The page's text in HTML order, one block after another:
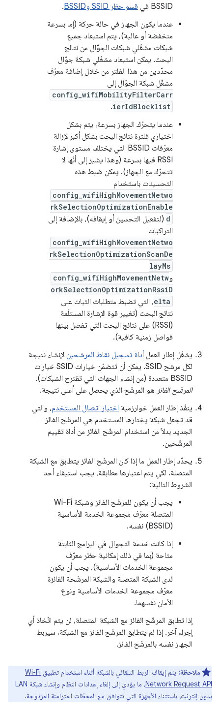
BSSID في
قسم حظر SSID وBSSID
.
عندما يكون الجهاز في حالة حركة (إما بسرعة
منخفضة أو عالية)، يتم استبعاد جميع
شبكات مشغّلي شبكات الجوّال من نتائج
البحث. يمكن استبعاد مشغّلي شبكة جوّال
محدّدين من هذا الفلتر من خلال إضافة معرّف
مشغّل شبكة الجوّال إلى
config_wifiMobilityFilterCarr
ierIdBlocklist
.
عندما يتحرّك الجهاز بسرعة، يتم بشكل
اختياري فلترة نتائج البحث بشكل أكبر لإزالة
معرّفات BSSID التي يختلف مستوى إشارة
RSSI فيها بسرعة (وهذا يشير إلى أنّها لا
تتحرّك مع الجهاز). يمكن ضبط هذه
التحسينات باستخدام
config_wifiHighMovementNetwo
rkSelectionOptimizationEnable
d (لتفعيل التحسين أو إيقافه)، بالإضافة إلى
التراكبات
config_wifiHighMovementNetwo
rkSelectionOptimizationScanDe
layMs
وconfig_wifiHighMovementNetw
orkSelectionOptimizationRssiD
elta، التي تضبط متطلبات الثبات على
نتائج البحث (تغيير قوة الإشارة المستلَمة
(RSSI) على نتائج البحث التي تفصل بينها
فواصل زمنية كافية).
يشغّل إطار العمل أداة تسجيل نقاط المرشحين لإنشاء نتيجة
لكل مرشح SSID. يمكن أن تتضمّن خيارات SSID خيارات
BSSID متعددة (من إنشاء الجهات التي تقترح الشبكات).
المرشّح الفائز هو المرشّح الذي يحصل على أعلى نتيجة.
ينفّذ إطار العمل خوارزمية اختيار اتصال المستخدم، والتي
قد تجعل شبكة يختارها المستخدم هي المرشّح الفائز
الجديد بدلاً من استخدام المرشّح الفائز من أداة تقييم
المرشّحين.
يحدّد إطار العمل ما إذا كان المرشّح الفائز يتطابق مع الشبكة
المتصلة. لكي يتم اعتبارها مطابقة، يجب استيفاء أحد
الشروط التالية:
يجب أن يكون للمرشّح الفائز وشبكة Wi-Fi
المتصلة معرّف مجموعة الخدمة الأساسية
(BSSID) نفسه.
إذا كانت خدمة التجوال في البرامج الثابتة
متاحة (بما في ذلك إمكانية حظر معرّف
مجموعة الخدمات الأساسية)، يجب أن يكون
لدى الشبكة المتصلة والشبكة المرشّحة الفائزة
معرّف مجموعة الخدمات الأساسية ونوع
الأمان نفسهما.
إذا تطابق المرشّح الفائز مع الشبكة المتصلة، لن يتم اتّخاذ أي
إجراء آخر. إذا لم يتطابق المرشّح الفائز مع الشبكة، سيربط
الجهاز نفسه بالمرشّح الفائز.
ملاحظة: يتم إيقاف الربط التلقائي بالشبكة أثناء استخدام تطبيق Wi-Fi
Network Request API
، ما يؤدي إلى إلغاء إعدادات النظام وإنشاء شبكة LAN
بدون إنترنت، باستثناء الأجهزة التي تتوافق مع المحطّات المتزامنة المزدوجة.